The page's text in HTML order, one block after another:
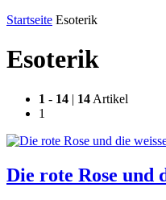
Startseite Esoterik
Esoterik
1 - 14 | 14 Artikel
1
Die rote Rose